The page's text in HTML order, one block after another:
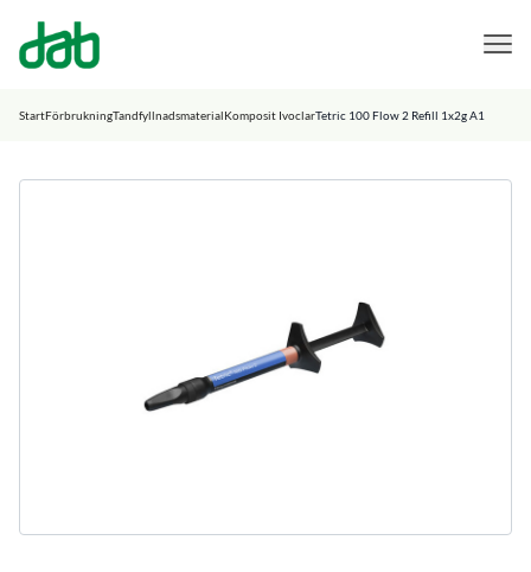
DAB Dental
StartFörbrukningTandfyllnadsmaterialKomposit IvoclarTetric 100 Flow 2 Refill 1x2g A1